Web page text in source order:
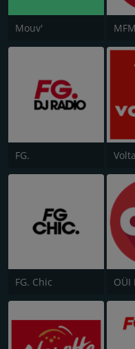
Mouv'
FG.
FG. Chic OÜI